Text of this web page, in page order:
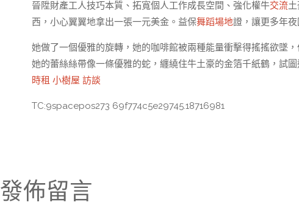
晉陞財產工人技巧本質、拓寬個人工作成長空間、強化權牛交流
西，小心翼翼地拿出一張一元美金。益保舞蹈場地證，讓更多年
她做了一個優雅的旋轉，她的咖啡館被兩種能量衝擊得搖搖欲墜
她的蕾絲絲帶像一條優雅的蛇，纏繞住牛土豪的金箔千紙鶴，試圖
時租 小樹屋 訪談
TC:9spacepos273 69f774c5e29745.18716981
發佈留言